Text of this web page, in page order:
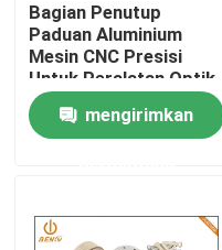
Rumah
Produk
Bagian Penutup
Paduan Aluminium
Mesin CNC Presisi
Untuk Peralatan Optik
mengirimkan